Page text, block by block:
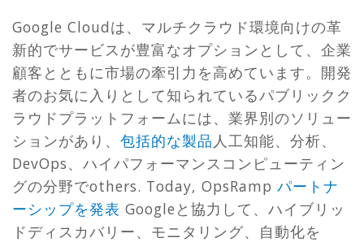
Google Cloudは、マルチクラウド環境向けの革
新的でサービスが豊富なオプションとして、企業
顧客とともに市場の牽引力を高めています。開発
者のお気に入りとして知られているパブリックク
ラウドプラットフォームには、業界別のソリュー
ションがあり、 包括的な製品 人工知能、分析、
DevOps、ハイパフォーマンスコンピューティン
グの分野でothers. Today, OpsRamp パートナ
ーシップを発表 Googleと協力して、ハイブリッ
ドディスカバリー、モニタリング、自動化を